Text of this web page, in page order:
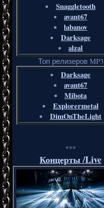
Snaggletooth
avant67
labanov
Darksage
alzal
Топ релизеров MP3
Darksage
avant67
Mibota
Explorermetal
DimOnTheLight
***
Концерты /Live